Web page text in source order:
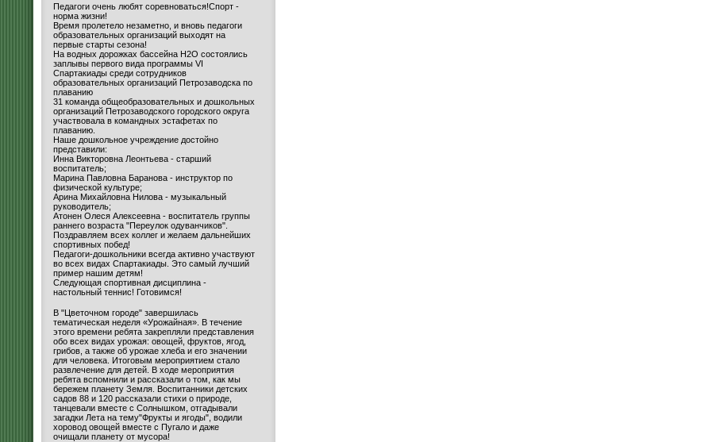
Педагоги очень любят соревноваться!Спорт -
норма жизни!
Время пролетело незаметно, и вновь педагоги
образовательных организаций выходят на
первые старты сезона!
На водных дорожках бассейна H2O состоялись
заплывы первого вида программы VI
Спартакиады среди сотрудников
образовательных организаций Петрозаводска по
плаванию
31 команда общеобразовательных и дошкольных
организаций Петрозаводского городского округа
участвовала в командных эстафетах по
плаванию.
Наше дошкольное учреждение достойно
представили:
Инна Викторовна Леонтьева - старший
воспитатель;
Марина Павловна Баранова - инструктор по
физической культуре;
Арина Михайловна Нилова - музыкальный
руководитель;
Атонен Олеся Алексеевна - воспитатель группы
раннего возраста "Переулок одуванчиков".
Поздравляем всех коллег и желаем дальнейших
спортивных побед!
Педагоги-дошкольники всегда активно участвуют
во всех видах Спартакиады. Это самый лучший
пример нашим детям!
Следующая спортивная дисциплина -
настольный теннис! Готовимся!
В "Цветочном городе" завершилась
тематическая неделя «Урожайная». В течение
этого времени ребята закрепляли представления
обо всех видах урожая: овощей, фруктов, ягод,
грибов, а также об урожае хлеба и его значении
для человека. Итоговым мероприятием стало
развлечение для детей. В ходе мероприятия
ребята вспомнили и рассказали о том, как мы
бережем планету Земля. Воспитанники детских
садов 88 и 120 рассказали стихи о природе,
танцевали вместе с Солнышком, отгадывали
загадки Лета на тему"Фрукты и ягоды", водили
хоровод овощей вместе с Пугало и даже
очищали планету от мусора!